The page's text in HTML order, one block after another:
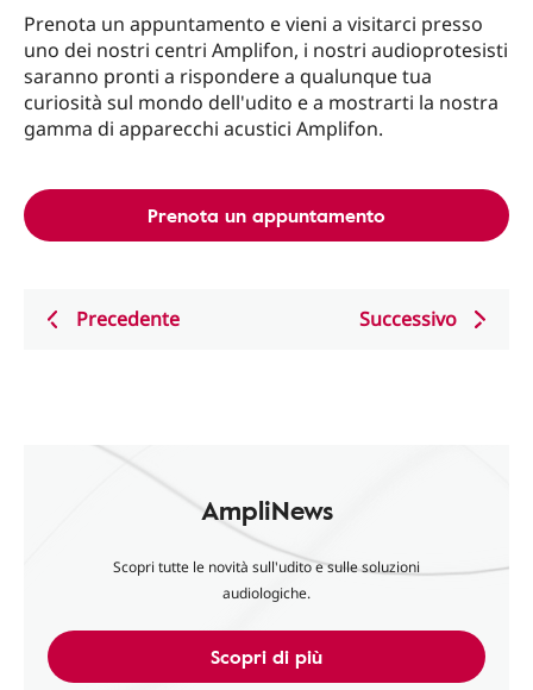
Prenota un appuntamento e vieni a visitarci presso
uno dei nostri centri Amplifon, i nostri audioprotesisti
saranno pronti a rispondere a qualunque tua
curiosità sul mondo dell'udito e a mostrarti la nostra
gamma di apparecchi acustici Amplifon.
Prenota un appuntamento
Precedente Successivo
AmpliNews
Scopri tutte le novità sull'udito e sulle soluzioni
audiologiche.
Scopri di più